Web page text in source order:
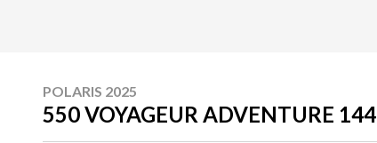
POLARIS 2025
550 VOYAGEUR ADVENTURE 144